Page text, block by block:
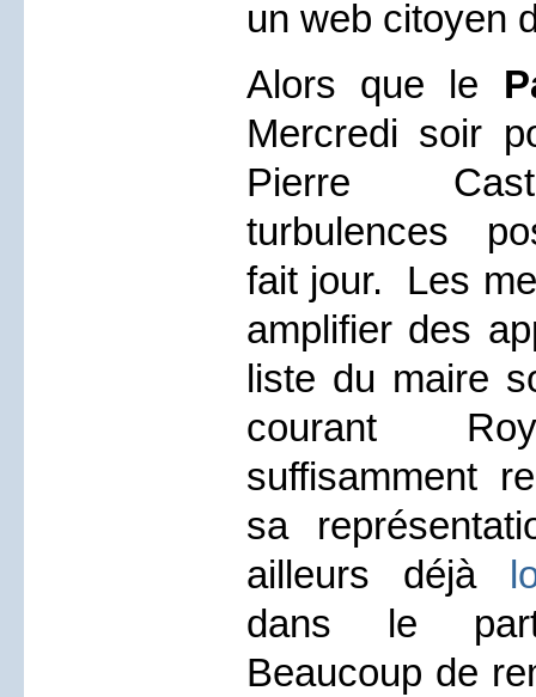
un web citoyen
Alors que le
Mercredi soir
Pierre
turbulences
fait jour.
Les
amplifier des
liste du maire
courant
suffisamment
sa
ailleurs déjà
dans le
Beaucoup de